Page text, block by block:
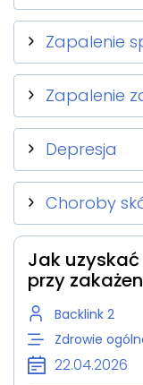
Zapalenie
Zapalenie
Depresja
Choroby
Jak
przy
Backlink 2
Zdrowie
22.04.2026